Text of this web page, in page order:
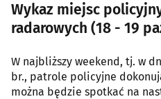
Wykaz miejsc
radarowych (18 - 19
W najbliższy weekend, tj. w
br., patrole policyjne
można będzie spotkać na